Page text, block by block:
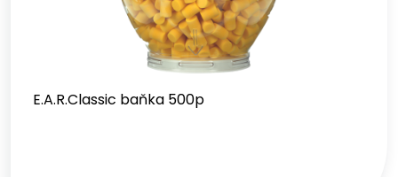
E.A.R.Classic baňka 500p